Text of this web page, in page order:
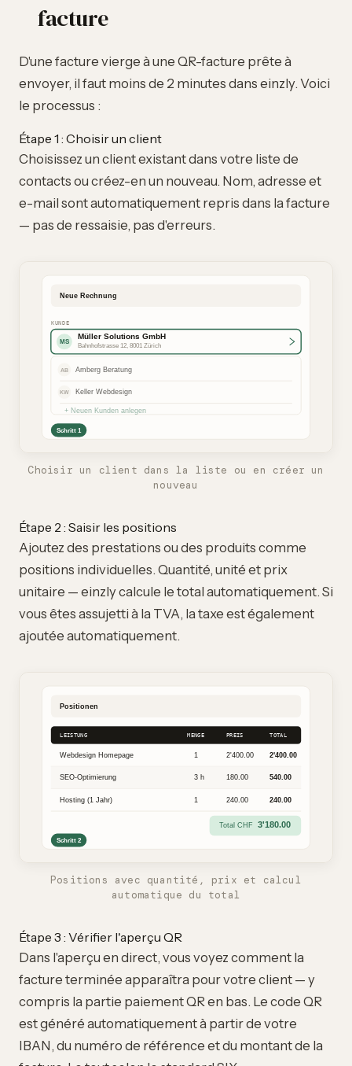
facture
D'une facture vierge à une QR-facture prête à
envoyer, il faut moins de 2 minutes dans einzly. Voici
le processus :
Étape 1 : Choisir un client
Choisissez un client existant dans votre liste de
contacts ou créez-en un nouveau. Nom, adresse et
e-mail sont automatiquement repris dans la facture
— pas de ressaisie, pas d'erreurs.
Choisir un client dans la liste ou en créer un
nouveau
Étape 2 : Saisir les positions
Ajoutez des prestations ou des produits comme
positions individuelles. Quantité, unité et prix
unitaire — einzly calcule le total automatiquement. Si
vous êtes assujetti à la TVA, la taxe est également
ajoutée automatiquement.
Positions avec quantité, prix et calcul
automatique du total
Étape 3 : Vérifier l'aperçu QR
Dans l'aperçu en direct, vous voyez comment la
facture terminée apparaîtra pour votre client — y
compris la partie paiement QR en bas. Le code QR
est généré automatiquement à partir de votre
IBAN, du numéro de référence et du montant de la